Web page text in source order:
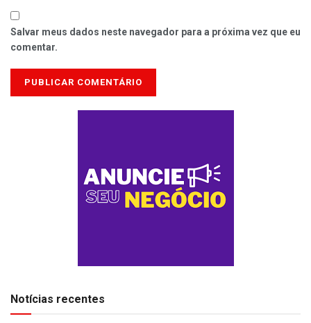
Salvar meus dados neste navegador para a próxima vez que eu
comentar.
Notícias recentes